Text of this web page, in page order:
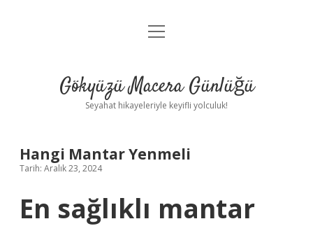
Anasayfa
Yasal Uyarı
menüyü
Gökyüzü Macera Günlüğü
Seyahat hikayeleriyle keyifli yolculuk!
Hangi Mantar Yenmeli
Tarih: Aralık 23, 2024
En sağlıklı mantar